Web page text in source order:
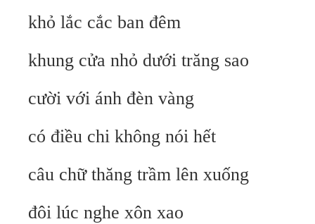
khỏ lắc cắc ban đêm
khung cửa nhỏ dưới trăng sao
cười với ánh đèn vàng
có điều chi không nói hết
câu chữ thăng trầm lên xuống
đôi lúc nghe xôn xao